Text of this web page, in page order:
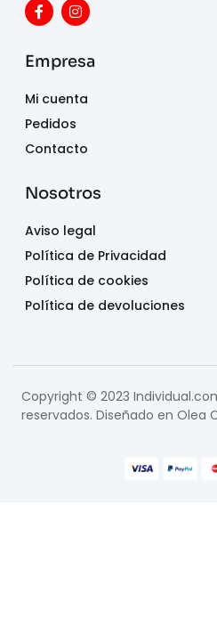
Empresa
Mi cuenta
Pedidos
Contacto
Nosotros
Aviso legal
Política de Privacidad
Política de cookies
Política de devoluciones
Copyright © 2023
reservados. Diseñado en Olea